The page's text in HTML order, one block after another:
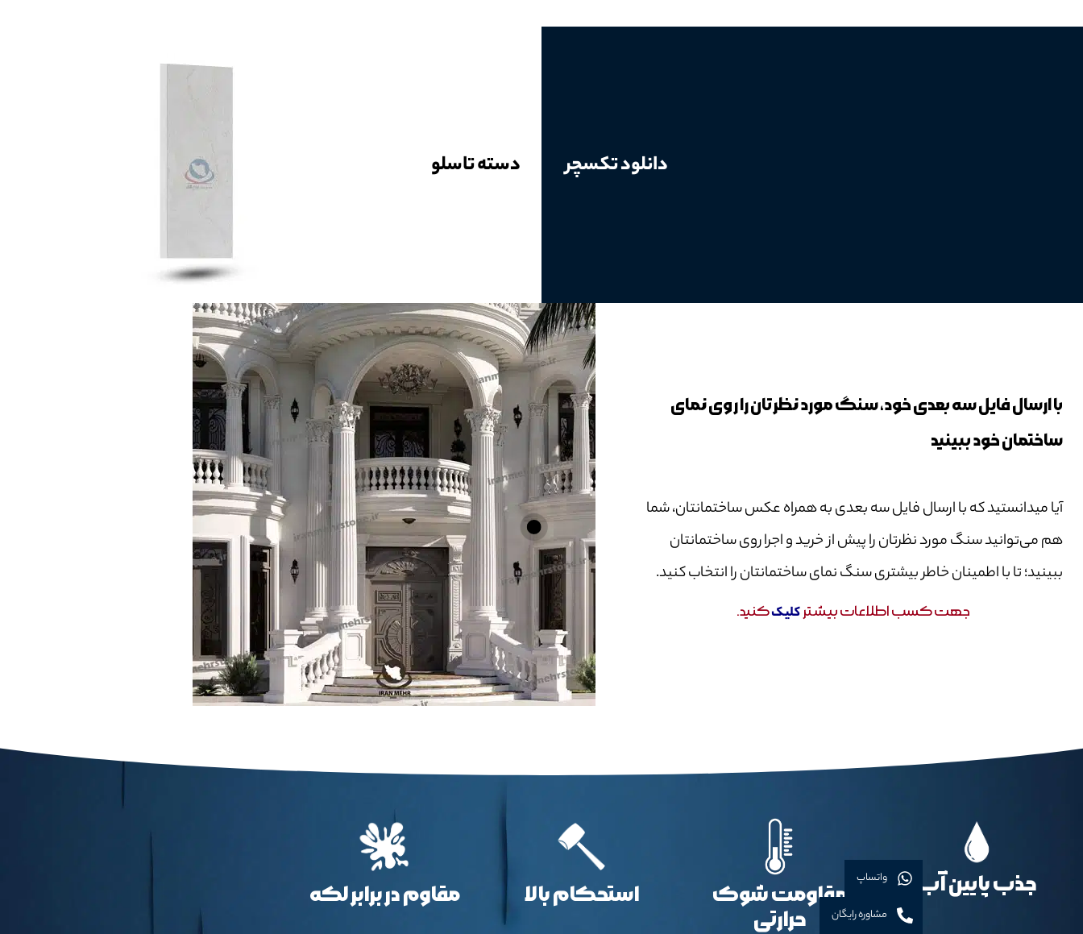
دانلود تکسچر دسته تاسلو
با ارسال فایل سه بعدی خود، سنگ مورد نظرتان را روی نمای
ساختمان خود ببینید
آیا میدانستید که با ارسال فایل سه بعدی به همراه عکس ساختمانتان، شما
هم می‌توانید سنگ مورد نظرتان را پیش از خرید و اجرا روی ساختمانتان
ببینید؛ تا با اطمینان خاطر بیشتری سنگ نمای ساختمانتان را انتخاب کنید.
جهت کسب اطلاعات بیشتر کلیککنید.
جذب پایین آب
مقاومت شوک
حرارتی
استحکام بالا مقاوم در برابر لکه
واتساپ
مشاوره رایگان